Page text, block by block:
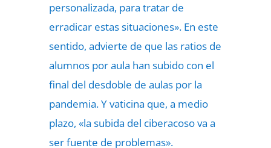
personalizada, para tratar de
erradicar estas situaciones». En este
sentido, advierte de que las ratios de
alumnos por aula han subido con el
final del desdoble de aulas por la
pandemia. Y vaticina que, a medio
plazo, «la subida del ciberacoso va a
ser fuente de problemas».